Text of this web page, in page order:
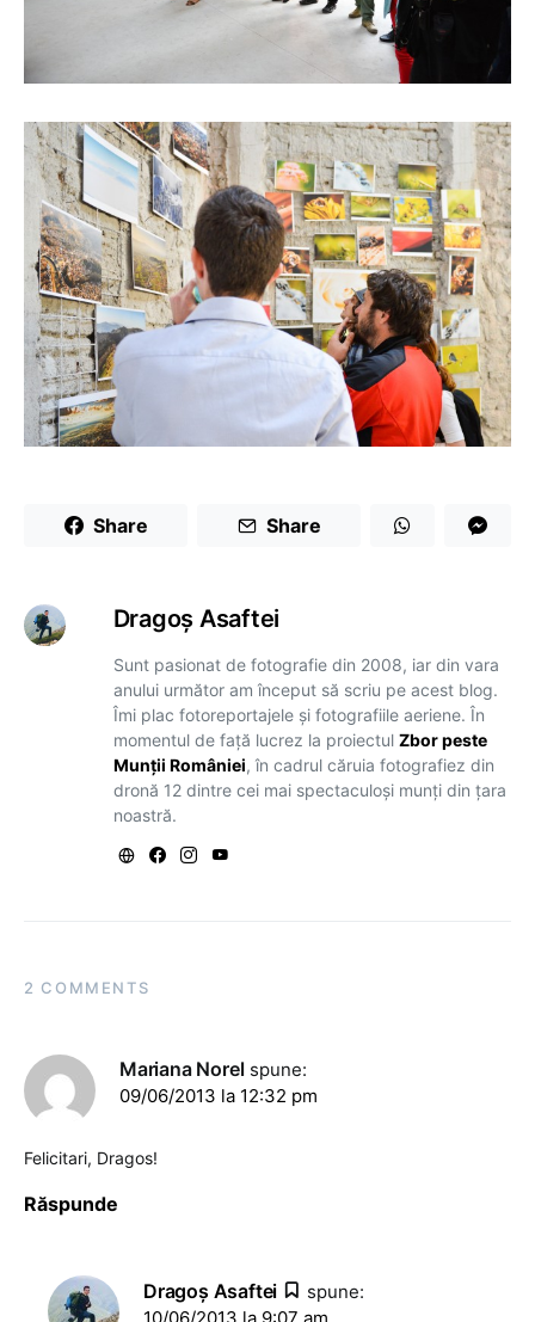
Share Share
Dragoş Asaftei
Sunt pasionat de fotografie din 2008, iar din vara
anului următor am început să scriu pe acest blog.
Îmi plac fotoreportajele și fotografiile aeriene. În
momentul de față lucrez la proiectul Zbor peste
Munții României, în cadrul căruia fotografiez din
dronă 12 dintre cei mai spectaculoși munți din țara
noastră.
2 COMMENTS
Mariana Norel spune:
09/06/2013 la 12:32 pm
Felicitari, Dragos!
Răspunde
Dragoş Asaftei
spune: